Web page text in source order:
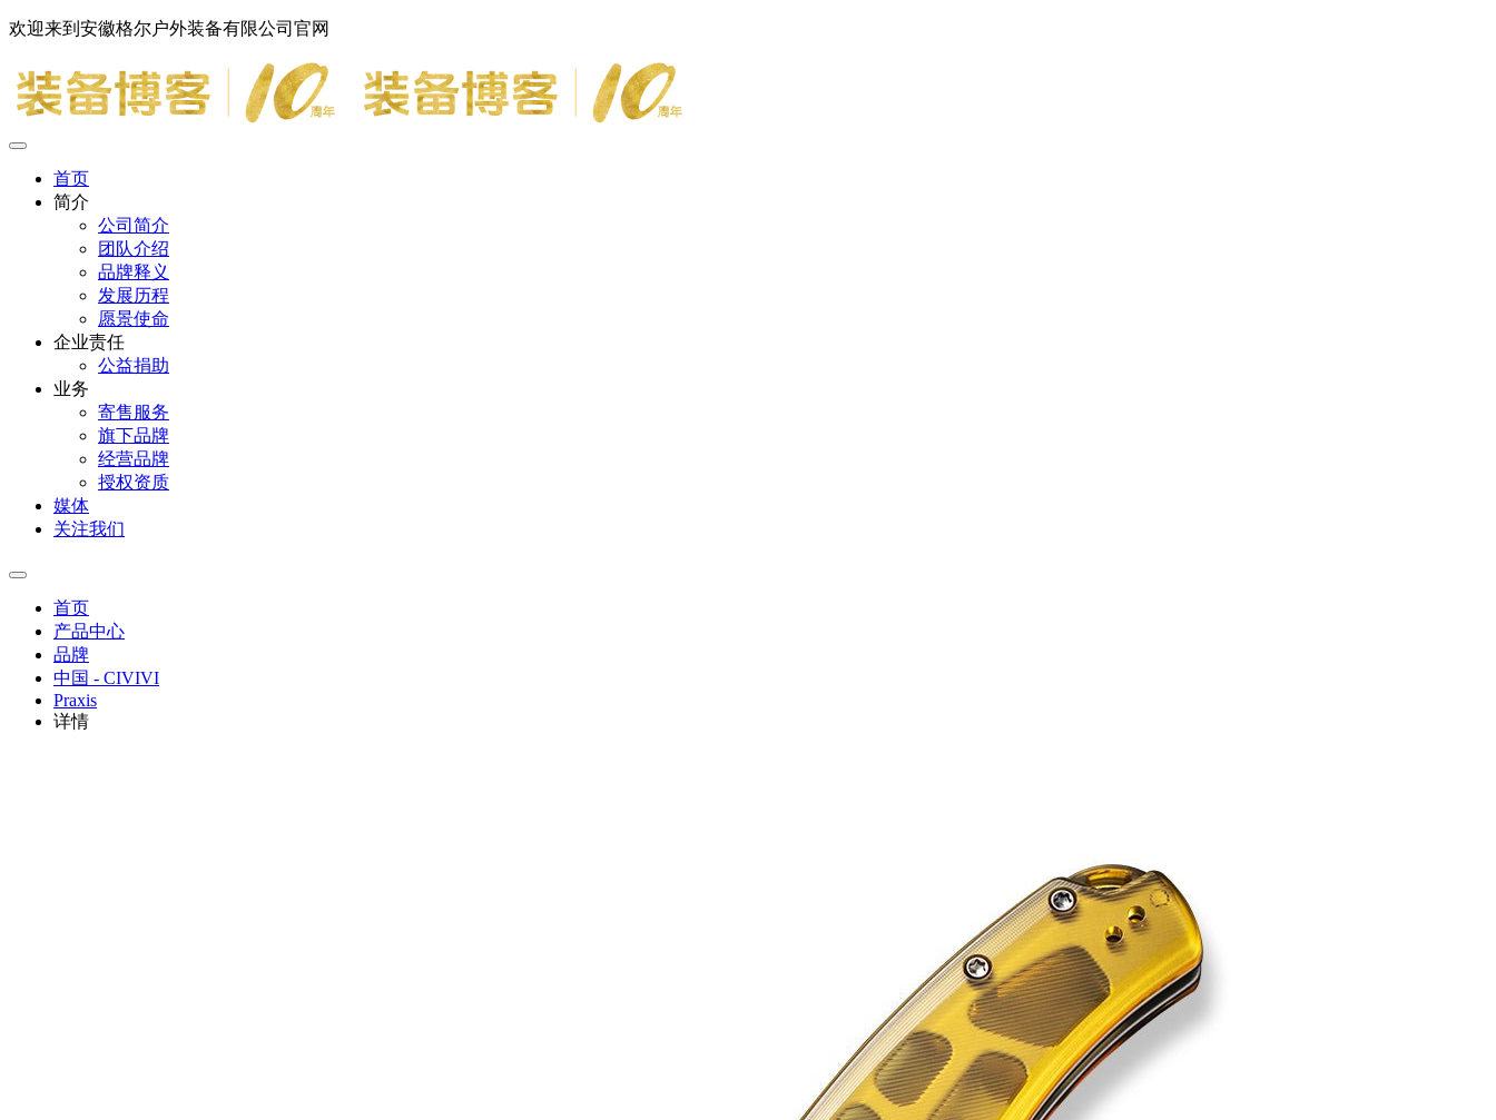
欢迎来到安徽格尔户外装备有限公司官网
首页
简介
公司简介
团队介绍
品牌释义
发展历程
愿景使命
企业责任
公益捐助
业务
寄售服务
旗下品牌
经营品牌
授权资质
媒体
关注我们
首页
产品中心
品牌
中国 - CIVIVI
Praxis
详情